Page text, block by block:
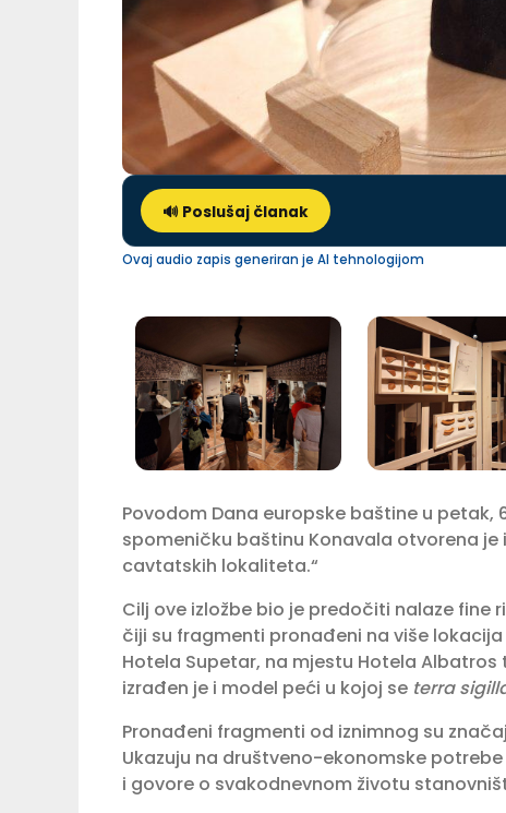
🔊 Poslušaj članak
Ovaj audio zapis generiran je AI tehnologijom
Povodom Dana europske baštine u petak,
spomeničku baštinu Konavala otvorena je
cavtatskih lokaliteta.“
Cilj ove izložbe bio je predočiti nalaze fine
čiji su fragmenti pronađeni na više
Hotela Supetar, na mjestu Hotela Albatros
izrađen je i model peći u kojoj se terra
Pronađeni fragmenti od iznimnog su
Ukazuju na društveno-ekonomske
i govore o svakodnevnom životu